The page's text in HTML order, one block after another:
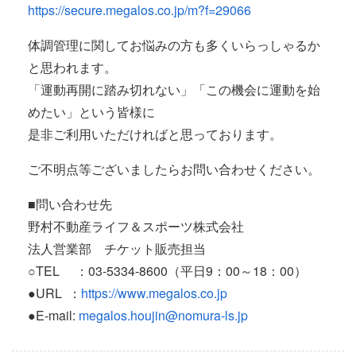
https://secure.megalos.co.jp/m?f=29066
体調管理に関してお悩みの方も多くいらっしゃるか
と思われます。
「運動再開に踏み切れない」「この機会に運動を始
めたい」という皆様に
是非ご利用いただければと思っております。
ご不明点等ございましたらお問い合わせください。
■問い合わせ先
野村不動産ライフ＆スポーツ株式会社
法人営業部 チケット販売担当
○TEL ：03-5334-8600（平日9：00～18：00）
●URL ： https://www.megalos.co.jp
●E-mail: megalos.houjin@nomura-ls.jp